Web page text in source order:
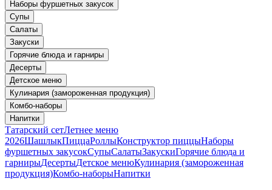
Наборы фуршетных закусок
Супы
Салаты
Закуски
Горячие блюда и гарниры
Десерты
Детское меню
Кулинария (замороженная продукция)
Комбо-наборы
Напитки
Татарский сетЛетнее меню
2026ШашлыкПиццаРоллыКонструктор пиццыНаборы
фуршетных закусокСупыСалатыЗакускиГорячие блюда и
гарнирыДесертыДетское менюКулинария (замороженная
продукция)Комбо-наборыНапитки